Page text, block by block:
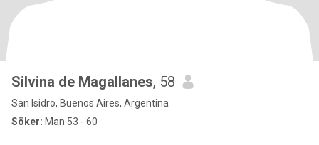
Silvina de Magallanes, 58
San Isidro, Buenos Aires, Argentina
Söker: Man 53 - 60